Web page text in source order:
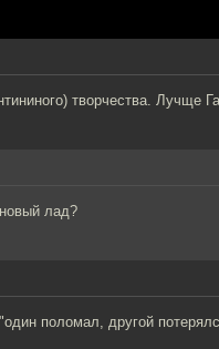
творчества. Лучще
лад?
поломал, другой